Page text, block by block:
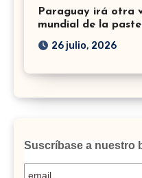
Paraguay irá otra
mundial de la
26 julio, 2026
Suscríbase a nuestro